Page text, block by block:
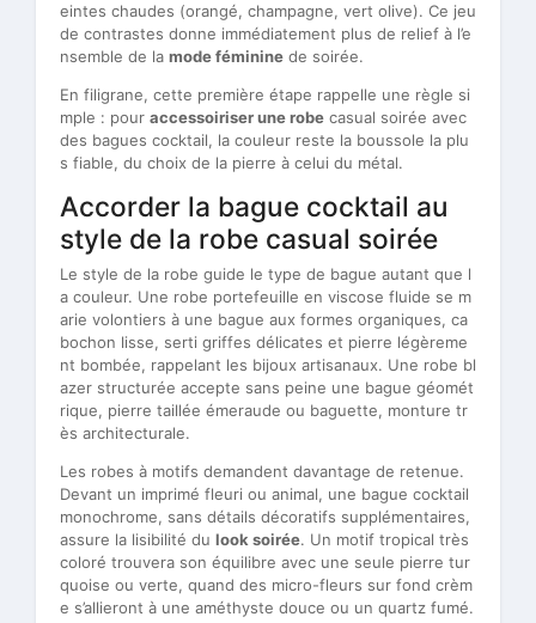
eintes chaudes (orangé, champagne, vert olive). Ce jeu
de contrastes donne immédiatement plus de relief à l’e
nsemble de la mode féminine de soirée.
En filigrane, cette première étape rappelle une règle si
mple : pour accessoiriser une robe casual soirée avec
des bagues cocktail, la couleur reste la boussole la plu
s fiable, du choix de la pierre à celui du métal.
Accorder la bague cocktail au
style de la robe casual soirée
Le style de la robe guide le type de bague autant que l
a couleur. Une robe portefeuille en viscose fluide se m
arie volontiers à une bague aux formes organiques, ca
bochon lisse, serti griffes délicates et pierre légèreme
nt bombée, rappelant les bijoux artisanaux. Une robe bl
azer structurée accepte sans peine une bague géomét
rique, pierre taillée émeraude ou baguette, monture tr
ès architecturale.
Les robes à motifs demandent davantage de retenue.
Devant un imprimé fleuri ou animal, une bague cocktail
monochrome, sans détails décoratifs supplémentaires,
assure la lisibilité du look soirée. Un motif tropical très
coloré trouvera son équilibre avec une seule pierre tur
quoise ou verte, quand des micro-fleurs sur fond crèm
e s’allieront à une améthyste douce ou un quartz fumé.